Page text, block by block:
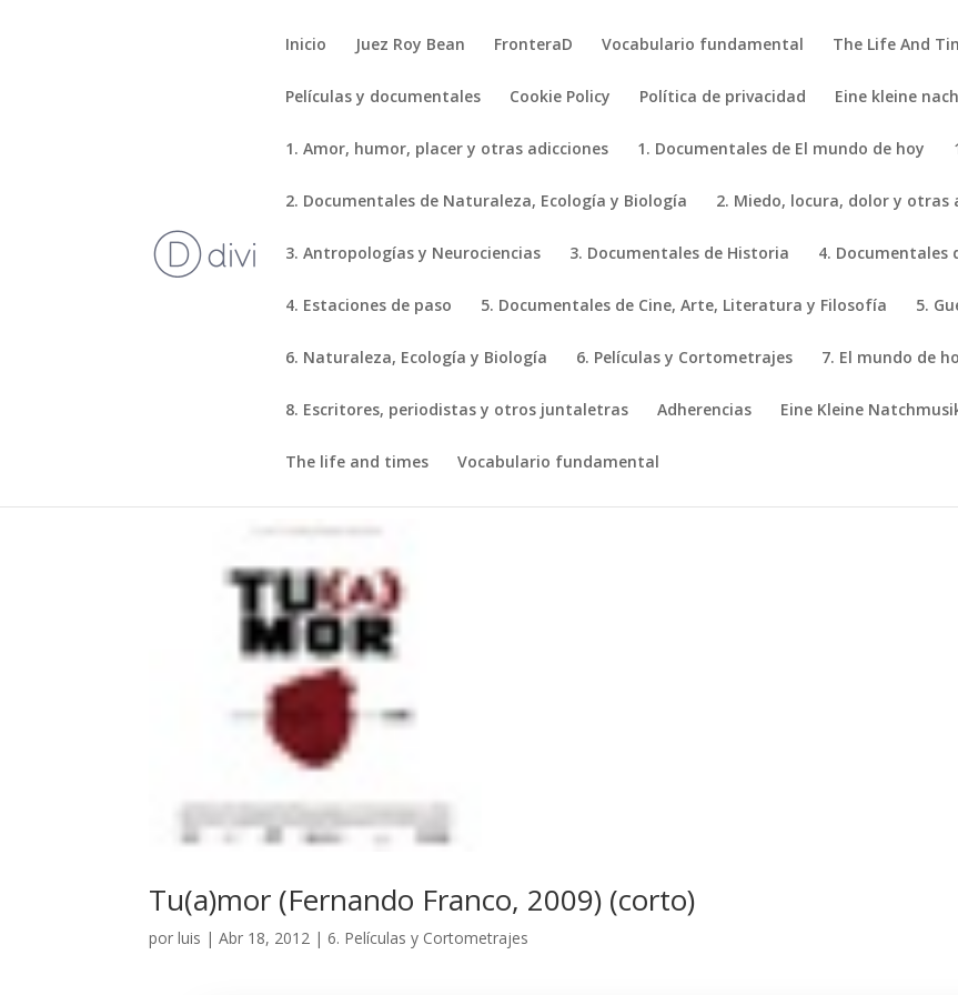
Inicio Juez Roy Bean FronteraD Vocabulario fundamental The Life And
Películas y documentales Cookie Policy Política de privacidad Eine kleine
1. Amor, humor, placer y otras adicciones 1. Documentales de El mundo de hoy
2. Documentales de Naturaleza, Ecología y Biología 2. Miedo, locura, dolor y otras
3. Antropologías y Neurociencias 3. Documentales de Historia 4. Documentales
4. Estaciones de paso 5. Documentales de Cine, Arte, Literatura y Filosofía 5.
6. Naturaleza, Ecología y Biología 6. Películas y Cortometrajes 7. El mundo de
8. Escritores, periodistas y otros juntaletras Adherencias Eine Kleine
The life and times Vocabulario fundamental
Tu(a)mor (Fernando Franco, 2009) (corto)
porluis |Abr 18, 2012 |6. Películas y Cortometrajes